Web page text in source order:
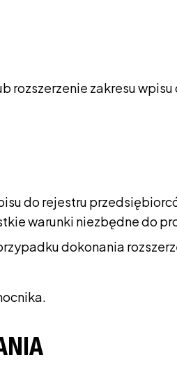
rozszerzenie zakresu
do rejestru
warunki niezbędne do
dokonania